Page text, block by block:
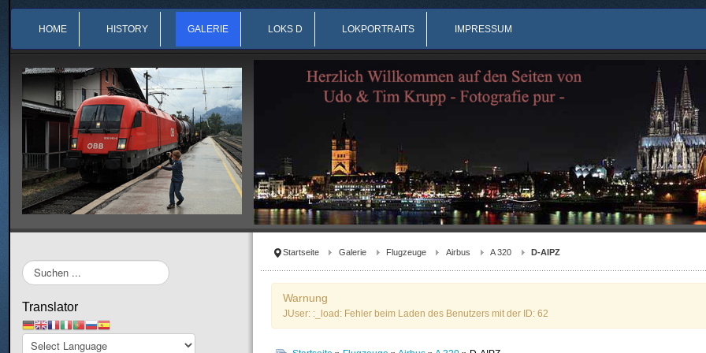
HOME HISTORY GALERIE LOKS D LOKPORTRAITS IMPRESSUM
Startseite Galerie Flugzeuge Airbus A 320 D-AIPZ
Warnung
JUser: :_load: Fehler beim Laden des Benutzers mit der ID: 62
Suchen
...
Translator